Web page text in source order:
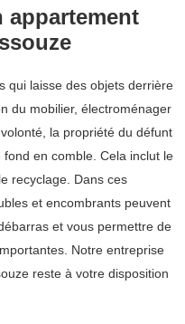
appartement
qui laisse des objets derrière
du mobilier, électroménager
la propriété du défunt
en comble. Cela inclut le
recyclage. Dans ces
et encombrants peuvent
et vous permettre de
Notre entreprise
reste à votre disposition